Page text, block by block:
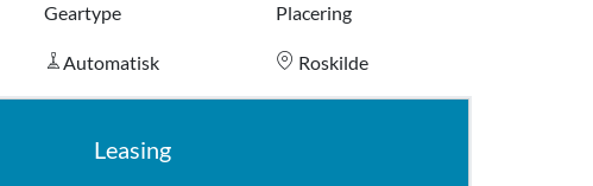
Geartype
Automatisk
Placering
Roskilde
Leasing